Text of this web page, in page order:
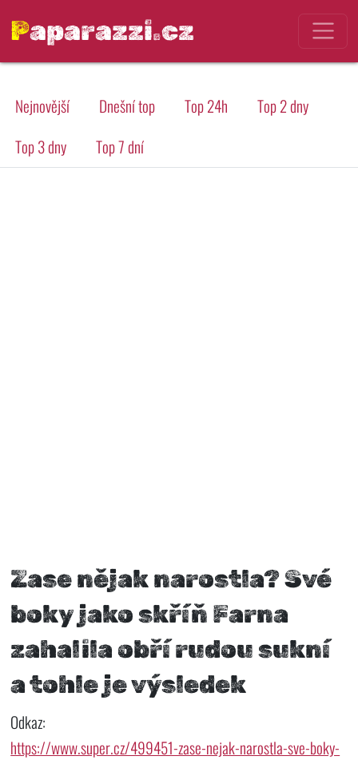
Paparazzi.cz
Nejnovější Dnešní top Top 24h
Top 2 dny
Top 3 dny
Top 7 dní
Zase nějak narostla? Své
boky jako skříň Farna
zahalila obří rudou sukní
a tohle je výsledek
Odkaz:
https://www.super.cz/499451-zase-nejak-narostla-sve-boky-